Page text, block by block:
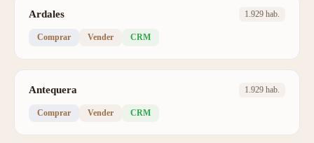
Ardales 1.929 hab.
Comprar Vender CRM
Antequera 1.929 hab.
Comprar Vender CRM